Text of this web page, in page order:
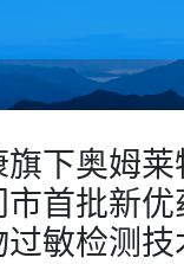
旗下奥姆莱
首批新优
过敏检测